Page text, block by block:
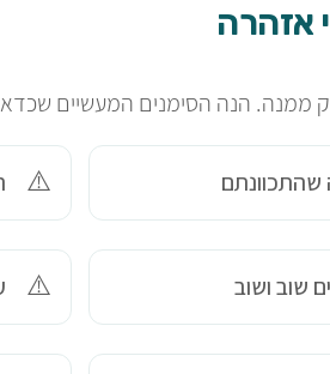
אזהרה
הנה הסימנים המעשיים
שוב ושוב